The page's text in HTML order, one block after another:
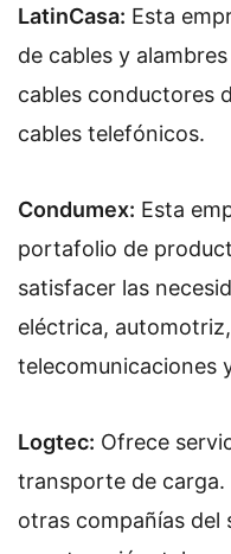
LatinCasa: Esta
de cables y
cables conductores
cables telefónicos.
Condumex: Esta
portafolio de
satisfacer las
eléctrica,
telecomunicaciones
Logtec: Ofrece
transporte de carga.
otras compañías del